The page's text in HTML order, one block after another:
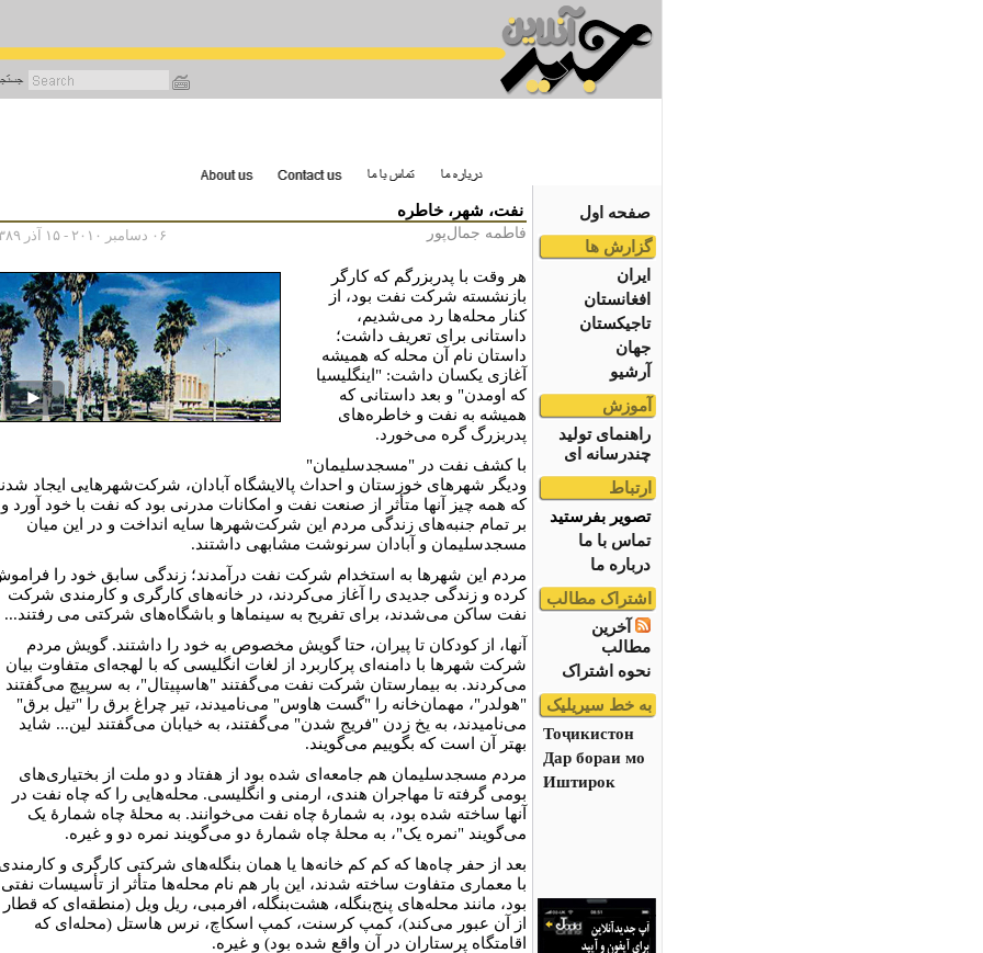
صفحه اول
گزارش ها
ایران
افغانستان
تاجیکستان
جهان
آرشیو
آموزش
راهنمای تولید
چندرسانه ای
ارتباط
تصویر بفرستید
تماس با ما
درباره ما
اشتراک مطالب
آخرین
مطالب
نحوه اشتراک
به خط سیریلیک
Тоҷикистон
Дар бораи мо
Иштирок
نفت، شهر، خاطره
۰۶ دسامبر ۲۰۱۰ - ۱۵ آذر ۱۳۸۹ فاطمه جمال‌پور
هر وقت با پدربزرگم که کارگر
بازنشسته شرکت نفت بود، از
کنار محله‌ها رد می‌شدیم،
داستانی برای تعریف داشت؛
داستان نام آن محله که همیشه
آغازی یکسان داشت: "اینگلیسیا
که اومدن" و بعد داستانی که
همیشه به نفت و خاطره‌های
پدربزرگ گره می‌خورد.
با کشف نفت در "مسجدسلیمان"
ودیگر شهرهای خوزستان و احداث پالایشگاه آبادان، شرکت‌شهرهایی ایجاد
که همه چیز آنها متأثر از صنعت نفت و امکانات مدرنی بود که نفت با خود آورد و
بر تمام جنبه‌های زندگی مردم این شرکت‌شهرها سایه انداخت و در این میان
مسجدسلیمان و آبادان سرنوشت مشابهی داشتند.
مردم این شهرها به استخدام شرکت نفت درآمدند؛ زندگی سابق خود را
کرده و زندگی جدیدی را آغاز می‌کردند، در خانه‌های کارگری و کارمندی شرکت
نفت ساکن می‌شدند، برای تفریح به سینماها و باشگاه‌های شرکتی می رفتند...
آنها، از کودکان تا پیران، حتا گویش مخصوص به خود را داشتند. گویش مردم
شرکت شهرها با دامنه‌ای پرکاربرد از لغات انگلیسی که با لهجه‌ای متفاوت بیان
می‌کردند. به بیمارستان شرکت نفت می‌گفتند "هاسپیتال"، به سرپیچ می‌گفتند
"هولدر"، مهمان‌خانه را "گست هاوس" می‌نامیدند، تیر چراغ برق را "تیل برق"
می‌نامیدند، به یخ زدن "فریج شدن" می‌گفتند، به خیابان می‌گفتند لین... شاید
بهتر آن است که بگوییم می‌گویند.
مردم مسجدسلیمان هم جامعه‌ای شده بود از هفتاد و دو ملت از بختیاری‌های
بومی گرفته تا مهاجران هندی، ارمنی و انگلیسی. محله‌هایی را که چاه نفت در
آنها ساخته شده بود، به شمارۀ چاه نفت می‌خوانند. به محلۀ چاه شمارۀ یک
می‌گویند "نمره یک"، به محلۀ چاه شمارۀ دو می‌گویند نمره دو و غیره.
بعد از حفر چاه‌ها که کم کم خانه‌ها یا همان بنگله‌های شرکتی کارگری و
با معماری متفاوت ساخته شدند، این بار هم نام محله‌ها متأثر از تأسیسات نفتی
بود، مانند محله‌های پنج‌بنگله، هشت‌بنگله، افرمبی، ریل ویل (منطقه‌ای که قطار
از آن عبور می‌کند)، کمپ کرسنت، کمپ اسکاچ، نرس هاستل (محله‌ای که
اقامتگاه پرستاران در آن واقع شده بود) و غیره.